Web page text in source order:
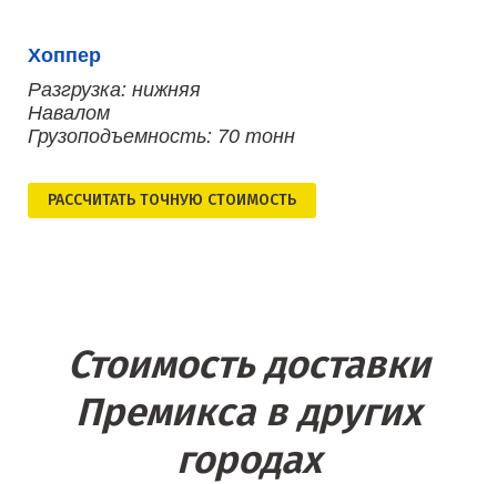
Хоппер
Разгрузка: нижняя
Навалом
Грузоподъемность: 70 тонн
РАСCЧИТАТЬ ТОЧНУЮ СТОИМОСТЬ
Стоимость доставки
Премикса в других
городах